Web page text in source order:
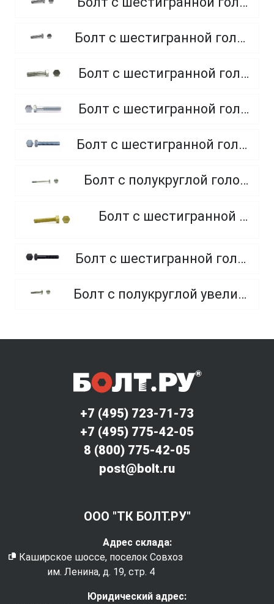
Болт с шестигранной головкой, полная резьба, из нержавеющей стали A2 и A4
Болт с шестигранной головкой, неполная резьба, класс прочности 5.8
Болт с шестигранной головкой, неполная резьба, класс прочности 8.8
Болт с шестигранной головкой, полная резьба, класс прочности 10.9 и 12.9
Болт с полукруглой головкой и квадратным подголовником
Болт с шестигранной головкой, из латуни
Болт с шестигранной головкой, неполная резьба, класс прочности 10.9 и 12.9
Болт с полукруглой увеличенной головкой и усом класса точности C (мебельный)
+7 (495) 723-71-73
+7 (495) 775-42-05
8 (800) 775-42-05
post@bolt.ru
ООО "ТК БОЛТ.РУ"
Адрес склада:
Каширское шоссе, поселок Совхоз
им. Ленина, д. 19, стр. 4
Юридический адрес: